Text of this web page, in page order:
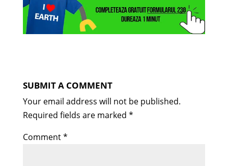
SUBMIT A COMMENT
Your email address will not be published.
Required fields are marked *
Comment*